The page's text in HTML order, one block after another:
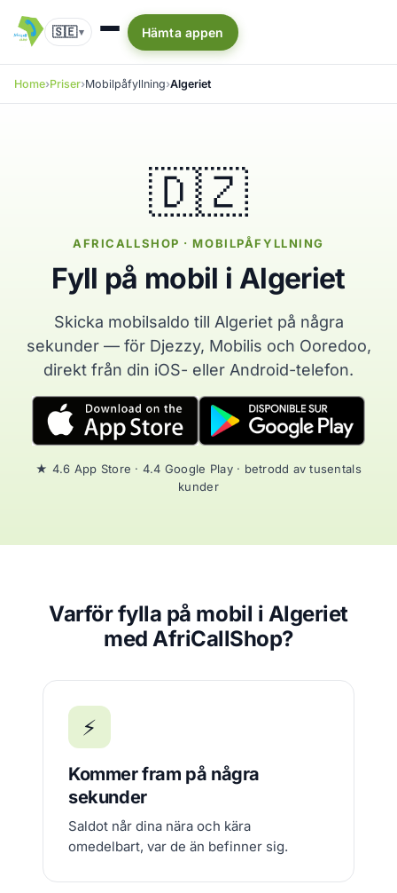
🇸🇪▾ Hämta appen
Home Priser Mobilpåfyllning Algeriet
🇩🇿
AFRICALLSHOP · MOBILPÅFYLLNING
Fyll på mobil i Algeriet
Skicka mobilsaldo till Algeriet på några
sekunder — för Djezzy, Mobilis och Ooredoo,
direkt från din iOS- eller Android-telefon.
★ 4.6 App Store · 4.4 Google Play · betrodd av tusentals
kunder
Varför fylla på mobil i Algeriet
med AfriCallShop?
⚡
Kommer fram på några
sekunder
Saldot når dina nära och kära
omedelbart, var de än befinner sig.